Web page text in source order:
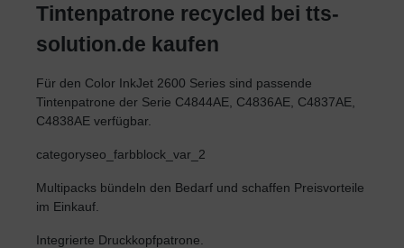
Tintenpatrone recycled bei tts-
solution.de kaufen
Für den Color InkJet 2600 Series sind passende
Tintenpatrone der Serie C4844AE, C4836AE, C4837AE,
C4838AE verfügbar.
categoryseo_farbblock_var_2
Multipacks bündeln den Bedarf und schaffen Preisvorteile
im Einkauf.
Integrierte Druckkopfpatrone.